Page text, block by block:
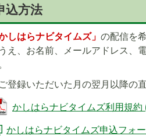
込方法
かしはらナビタイムズ」 の配信を
え、お名前、メールアドレス、
登録いただいた月の翌月以降の
かしはらナビタイムズ利用規
かしはらナビタイムズ申込フォ
6
枚
の
ラ
イ